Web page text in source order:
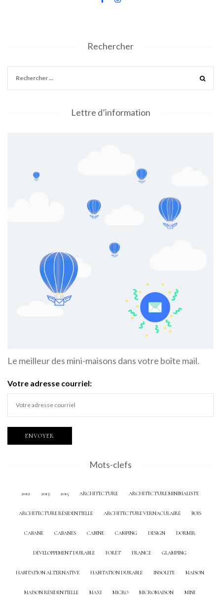
Rechercher
Lettre d’information
Le meilleur des mini-maisons dans votre boîte mail.
Votre adresse courriel:
Mots-clefs
2012 2013 2015 ARCHITECTURE ARCHITECTURE MINIMALISTE
ARCHITECTURE RÉSIDENTIELLE ARCHITECTURE VERNACULAIRE BOIS
CABANE CABANES CABINE CAMPING DESIGN DORMIR
DÉVELOPPEMENT DURABLE FORÊT FRANCE GLAMPING
HABITATION ALTERNATIVE HABITATION DURABLE INSOLITE MAISON
MAISON RÉSIDENTIELLE MAXI MICRO MICROMAISON MINI